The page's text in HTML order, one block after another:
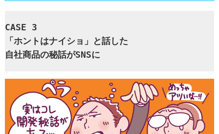
CASE 3
「ホントはナイショ」と話した
自社商品の秘話がSNSに